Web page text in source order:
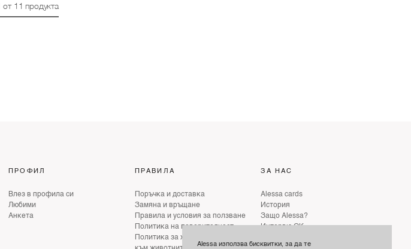
от 11 продукта
Alessa използва бисквитки, за да те
ПРОФИЛ
Влез в профила си
Любими
Анкета
ПРАВИЛА
Поръчка и доставка
Замяна и връщане
Правила и условия за ползване
Политика на поверителност
Политика за хуманно отношение
ЗА НАС
Alessa cards
История
Защо Alessa?
Интервю ОК